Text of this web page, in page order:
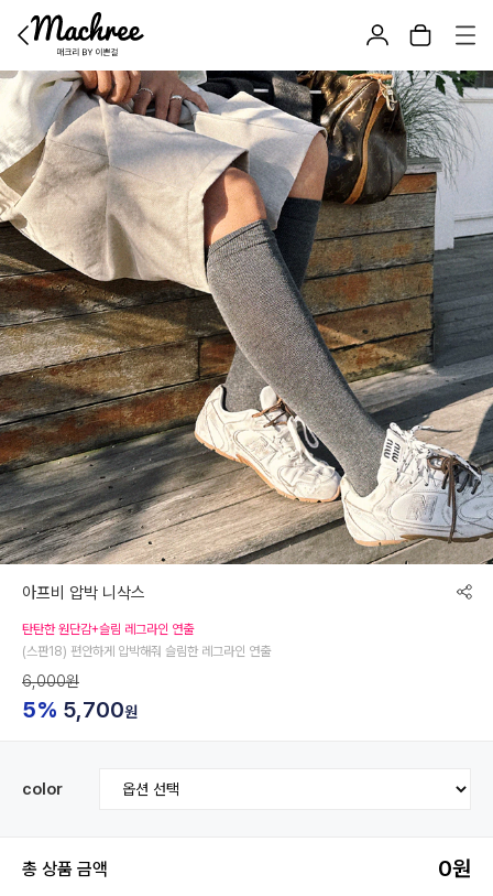
아프비 압박 니삭스
탄탄한 원단감+슬림 레그라인 연출
(스판18) 편안하게 압박해줘 슬림한 레그라인 연출
6,000원
5% 5,700원
color
총 상품 금액 0원